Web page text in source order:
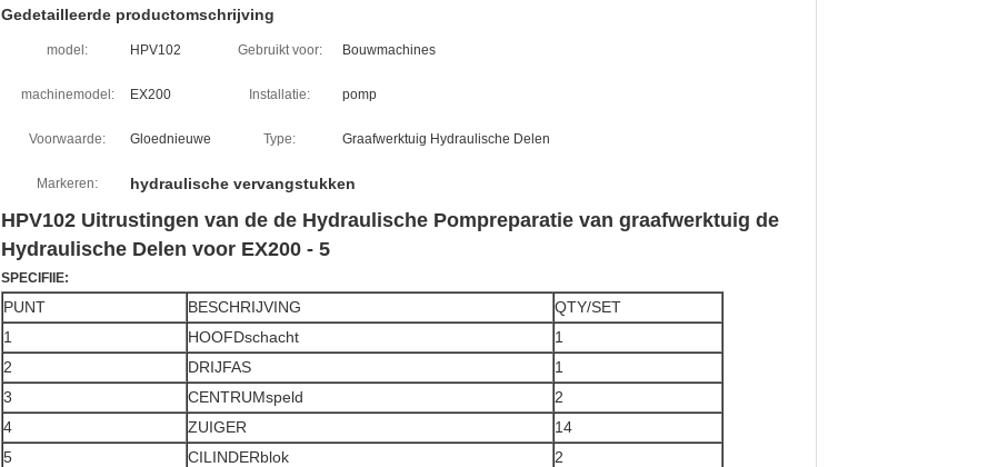
Gedetailleerde productomschrijving
model: HPV102 Gebruikt voor: Bouwmachines
machinemodel: EX200 Installatie: pomp
Voorwaarde: Gloednieuwe Type: Graafwerktuig Hydraulische Delen
Markeren: hydraulische vervangstukken
HPV102 Uitrustingen van de de Hydraulische Pompreparatie van graafwerktuig de
Hydraulische Delen voor EX200 - 5
SPECIFIIE:
PUNT BESCHRIJVING
QTY/SET
1
HOOFDschacht
1
2
DRIJFAS
1
3
CENTRUMspeld
2
4
ZUIGER
14
5
CILINDERblok
2